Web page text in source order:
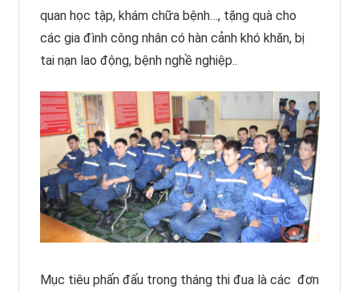
quan học tập, khám chữa bệnh…, tặng quà cho
các gia đình công nhân có hàn cảnh khó khăn, bị
tai nạn lao động, bệnh nghề nghiệp..
Mục tiêu phấn đấu trong tháng thi đua là các đơn